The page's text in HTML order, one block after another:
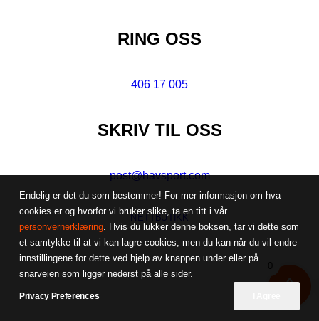
RING OSS
406 17 005
SKRIV TIL OSS
post@havsport.com
NETTBUTIKK
Endelig er det du som bestemmer! For mer informasjon om hva
cookies er og hvorfor vi bruker slike, ta en titt i vår
personvernerklæring. Hvis du lukker denne boksen, tar vi dette som
et samtykke til at vi kan lagre cookies, men du kan når du vil endre
innstillingene for dette ved hjelp av knappen under eller på
snarveien som ligger nederst på alle sider.
Privacy Preferences
0